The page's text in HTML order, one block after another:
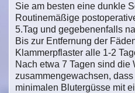
Sie am besten eine dunkle
Routinemäßige
5.Tag und gegebenenfalls
Bis zur Entfernung der
Klammerpflaster alle 1-2
Nach etwa 7 Tagen sind die
zusammengewachsen,
minimalen Blutergüsse mit